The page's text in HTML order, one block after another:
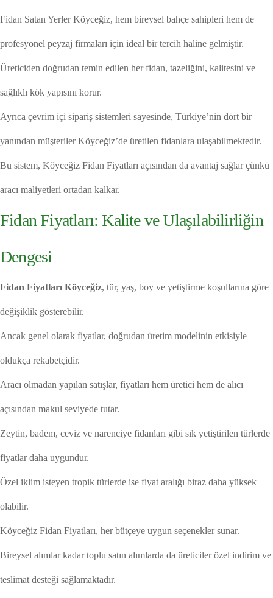
Fidan Satan Yerler Köyceğiz, hem bireysel bahçe sahipleri hem de
profesyonel peyzaj firmaları için ideal bir tercih haline gelmiştir.
Üreticiden doğrudan temin edilen her fidan, tazeliğini, kalitesini ve
sağlıklı kök yapısını korur.
Ayrıca çevrim içi sipariş sistemleri sayesinde, Türkiye’nin dört bir
yanından müşteriler Köyceğiz’de üretilen fidanlara ulaşabilmektedir.
Bu sistem, Köyceğiz Fidan Fiyatları açısından da avantaj sağlar çünkü
aracı maliyetleri ortadan kalkar.
Fidan Fiyatları: Kalite ve Ulaşılabilirliğin
Dengesi
Fidan Fiyatları Köyceğiz, tür, yaş, boy ve yetiştirme koşullarına göre
değişiklik gösterebilir.
Ancak genel olarak fiyatlar, doğrudan üretim modelinin etkisiyle
oldukça rekabetçidir.
Aracı olmadan yapılan satışlar, fiyatları hem üretici hem de alıcı
açısından makul seviyede tutar.
Zeytin, badem, ceviz ve narenciye fidanları gibi sık yetiştirilen türlerde
fiyatlar daha uygundur.
Özel iklim isteyen tropik türlerde ise fiyat aralığı biraz daha yüksek
olabilir.
Köyceğiz Fidan Fiyatları, her bütçeye uygun seçenekler sunar.
Bireysel alımlar kadar toplu satın alımlarda da üreticiler özel indirim ve
teslimat desteği sağlamaktadır.